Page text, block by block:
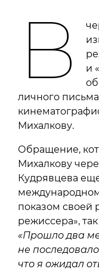
В
и
личного
Михалкову.
Обращение,
Михалкову
Кудрявцева
показом своей
режиссера»,
«Прошло два
не
что я ожидал